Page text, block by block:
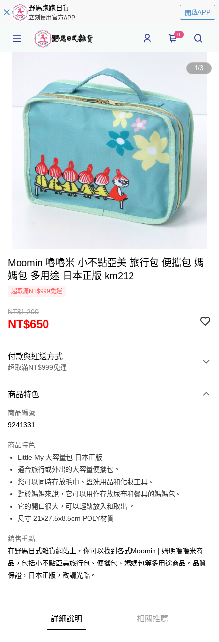
野馬跑跑日貨
立刻使用官方APP
開啟APP
0
1/3
Moomin 嚕嚕米 小不點亞美 旅行包 便攜包 媽
媽包 多用途 日本正版 km212
超取滿NT$999免運
NT$1,200
NT$650
付款與運送方式
超取滿NT$999免運
信用卡一次付款
信用卡分期付款
合作金庫商業銀行
華南商業銀行
上海商業儲蓄銀行
國泰世華商業銀行
兆豐國際商業銀行
臺灣中小企業銀行
台中商業銀行
匯豐（台灣）商業銀行
華泰商業銀行
聯邦商業銀行
遠東國際商業銀行
元大商業銀行
台新國際商業銀行
台灣樂天信用卡公司
超商取貨付款
LINE Pay
Apple Pay
街口支付
Google Pay
ATM付款
每筆NT$65，滿NT$999(含以上)免運費
商品特色
商品編號
9241331
商品特色
Little My 大容量包 日本正版
適合旅行或外出的大容量便攜包。
您可以同時存放毛巾、盥洗用品和化妝工具。
對於媽媽來說，它可以用作存放尿布和餐具的媽媽包。
它的開口很大，可以輕鬆放入和取出 。
尺寸 21x27.5x8.5cm POLY材質
銷售重點
在野馬日式雜貨網站上，你可以找到各式Moomin | 姆明嚕嚕米商
品，包括小不點亞美旅行包、便攜包、媽媽包等多用途商品。品質
保證，日本正版，敬請光臨。
詳細說明 相關推薦